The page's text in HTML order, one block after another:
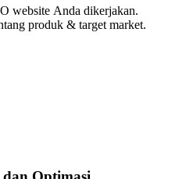
website Anda dikerjakan.
produk & target market.